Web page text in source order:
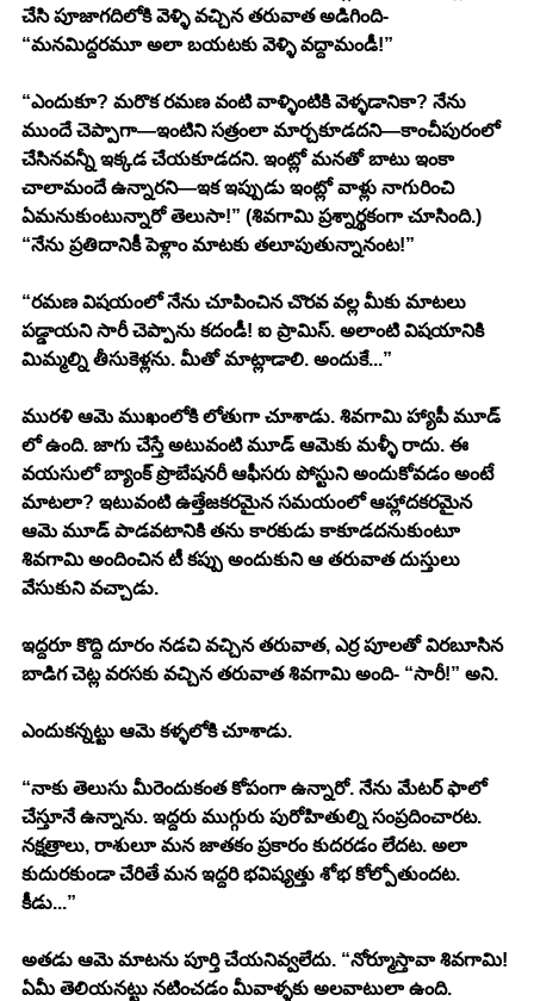
చేసి పూజాగదిలోకి వెళ్ళి వచ్చిన తరువాత అడిగింది-
“మనమిద్దరమూ అలా బయటకు వెళ్ళి వద్దామండీ!”
“ఎందుకూ? మరొక రమణ వంటి వాళ్ళింటికి వెళ్ళడానికా? నేను
ముందే చెప్పాగా—ఇంటిని సత్రంలా మార్చకూడదని—కాంచీపురంలో
చేసినవన్నీ ఇక్కడ చేయకూడదని. ఇంట్లో మనతో బాటు ఇంకా
చాలామందే ఉన్నారని—ఇక ఇప్పుడు ఇంట్లో వాళ్లు నాగురించి
ఏమనుకుంటున్నారో తెలుసా!” (శివగామి ప్రశ్నార్థకంగా చూసింది.)
“నేను ప్రతిదానికీ పెళ్లాం మాటకు తలూపుతున్నానంట!”
“రమణ విషయంలో నేను చూపించిన చొరవ వల్ల మీకు మాటలు
పడ్డాయని సారీ చెప్పాను కదండీ! ఐ ప్రామిస్. అలాంటి విషయానికి
మిమ్మల్ని తీసుకెళ్లను. మీతో మాట్లాడాలి. అందుకే...”
మురళి ఆమె ముఖంలోకి లోతుగా చూశాడు. శివగామి హ్యాపీ మూడ్
లో ఉంది. జాగు చేస్తే అటువంటి మూడ్ ఆమెకు మళ్ళీ రాదు. ఈ
వయసులో బ్యాంక్ ప్రొబేషనరీ ఆఫీసరు పోస్టుని అందుకోవడం అంటే
మాటలా? ఇటువంటి ఉత్తేజకరమైన సమయంలో ఆహ్లాదకరమైన
ఆమె మూడ్ పాడవటానికి తను కారకుడు కాకూడదనుకుంటూ
శివగామి అందించిన టీ కప్పు అందుకుని ఆ తరువాత దుస్తులు
వేసుకుని వచ్చాడు.
ఇద్దరూ కొద్ది దూరం నడచి వచ్చిన తరువాత, ఎర్ర పూలతో విరబూసిన
బాడిగ చెట్ల వరసకు వచ్చిన తరువాత శివగామి అంది- “సారీ!” అని.
ఎందుకన్నట్టు ఆమె కళ్ళలోకి చూశాడు.
“నాకు తెలుసు మీరెందుకంత కోపంగా ఉన్నారో. నేను మేటర్ ఫాలో
చేస్తూనే ఉన్నాను. ఇద్దరు ముగ్గురు పురోహితుల్ని సంప్రదించారట.
నక్షత్రాలు, రాశులూ మన జాతకం ప్రకారం కుదరడం లేదట. అలా
కుదురకుండా చేరితే మన ఇద్దరి భవిష్యత్తు శోభ కోల్పోతుందట.
కీడు...”
అతడు ఆమె మాటను పూర్తి చేయనివ్వలేదు. “నోర్మూస్తావా శివగామి!
ఏమీ తెలియనట్టు నటించడం మీవాళ్ళకు అలవాటులా ఉంది.